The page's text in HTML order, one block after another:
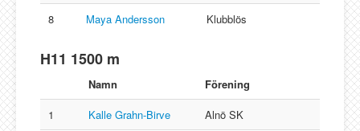
8
Maya Andersson Klubblös
H11 1500 m
Namn
Förening
1
Kalle Grahn-Birve
Alnö SK